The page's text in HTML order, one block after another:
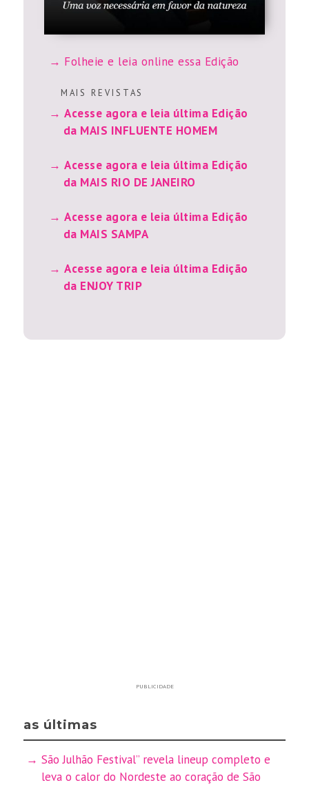
Folheie e leia online essa Edição
M A I S R E V I S T A S
Acesse agora e leia última Edição
da MAIS INFLUENTE HOMEM
Acesse agora e leia última Edição
da MAIS RIO DE JANEIRO
Acesse agora e leia última Edição
da MAIS SAMPA
Acesse agora e leia última Edição
da ENJOY TRIP
PUBLICIDADE
as últimas
São Julhão Festival” revela lineup completo e
leva o calor do Nordeste ao coração de São